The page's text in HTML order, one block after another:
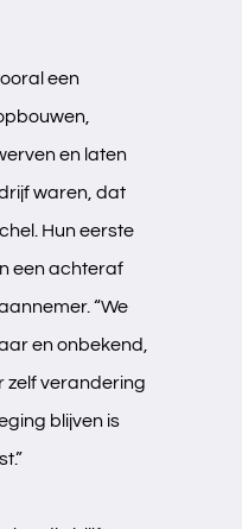
een
en laten
waren, dat
Hun eerste
een achteraf
“We
en onbekend,
zelf verandering
blijven is